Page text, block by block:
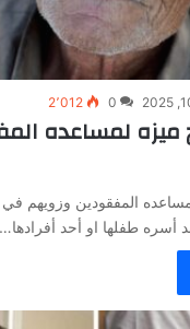
0 2٬012
لمساعده
المفقودين وزويهم في
أسره طفلها او أحد أفرادها…